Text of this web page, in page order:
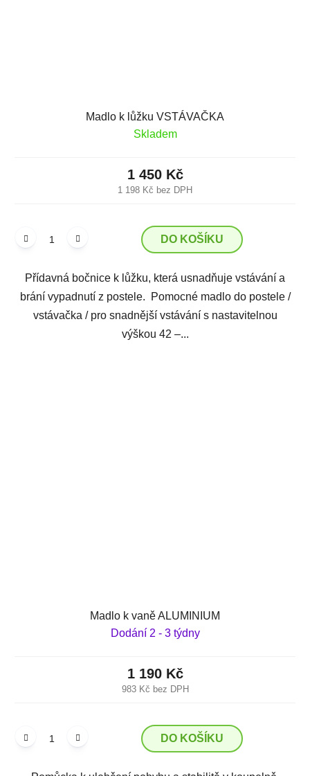
Madlo k lůžku VSTÁVAČKA
Skladem
1 198 Kč bez DPH
1 450 Kč
DO KOŠÍKU
Přídavná bočnice k lůžku, která usnadňuje vstávání a
brání vypadnutí z postele. Pomocné madlo do postele /
vstávačka / pro snadnější vstávání s nastavitelnou
výškou 42 –...
Madlo k vaně ALUMINIUM
Dodání 2 - 3 týdny
983 Kč bez DPH
1 190 Kč
DO KOŠÍKU